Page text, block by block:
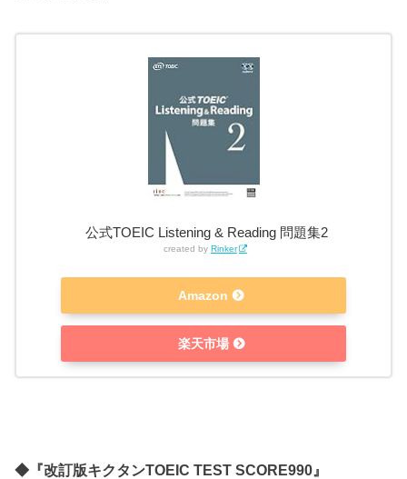
公式TOEIC Listening & Reading 問題集2
created by Rinker
Amazon
楽天市場
◆『改訂版キクタンTOEIC TEST SCORE990』